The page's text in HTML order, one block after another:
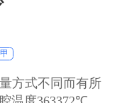
后遵医嘱用药，
止泻）、益生菌
泻（如轮状病
方式不同而有所